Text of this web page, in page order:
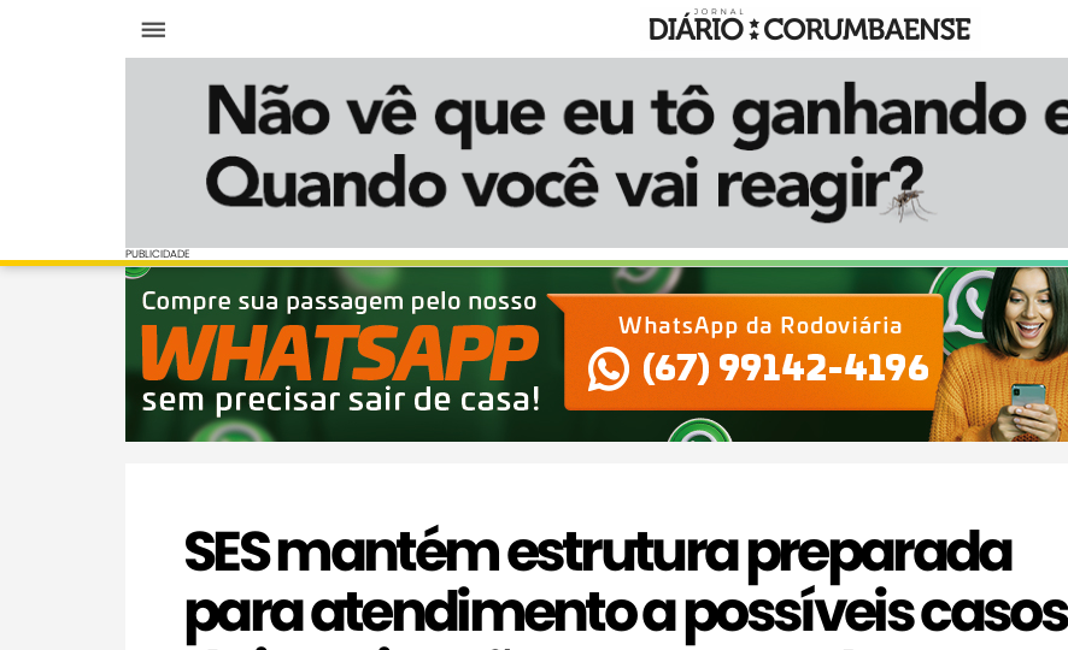
PUBLICIDADE
PUBLICIDADE
SES mantém estrutura preparada
para atendimento a possíveis casos